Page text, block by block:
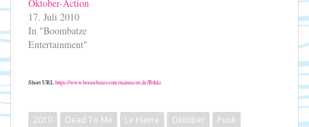
Oktober-Action
17. Juli 2010
In "Boombatze
Entertainment"
Short URLhttps://www.boombatzeentertainment.de/Btkki
2010 Dead To Me Le Havre Oktober
Punk